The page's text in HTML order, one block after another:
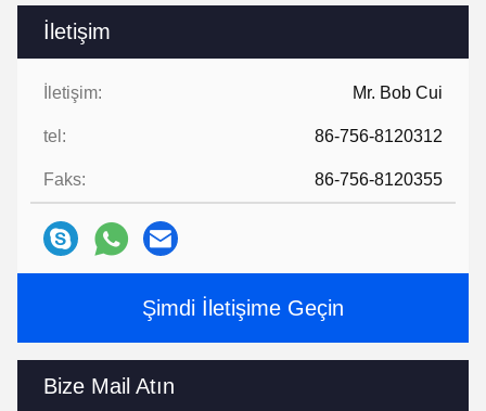
İletişim
İletişim: Mr. Bob Cui
tel: 86-756-8120312
Faks: 86-756-8120355
Şimdi İletişime Geçin
Bize Mail Atın